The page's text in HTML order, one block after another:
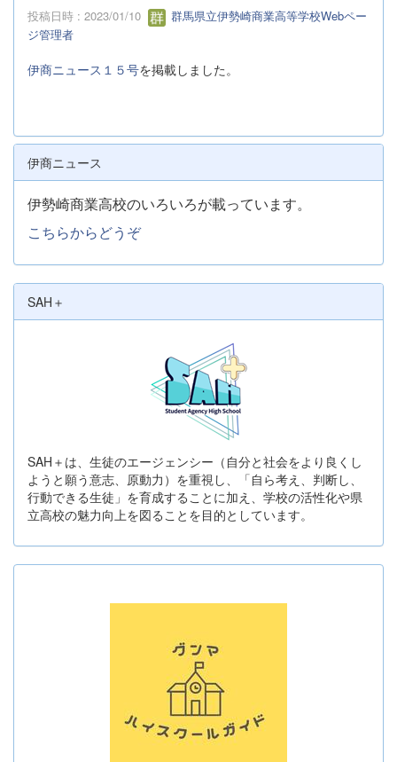
投稿日時 : 2023/01/10
群馬県立伊勢崎商業高等学校Webペー
ジ管理者
伊商ニュース１５号を掲載しました。
伊商ニュース
伊勢崎商業高校のいろいろが載っています。
こちらからどうぞ
SAH＋
SAH＋は、生徒のエージェンシー（自分と社会をより良くし
ようと願う意志、原動力）を重視し、「自ら考え、判断し、
行動できる生徒」を育成することに加え、学校の活性化や県
立高校の魅力向上を図ることを目的としています。